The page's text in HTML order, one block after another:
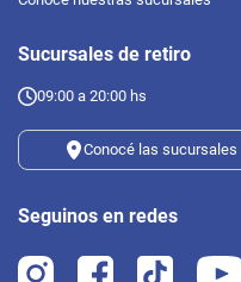
Sucursales de retiro
09:00 a 20:00 hs
Conocé las sucursales
Seguinos en redes